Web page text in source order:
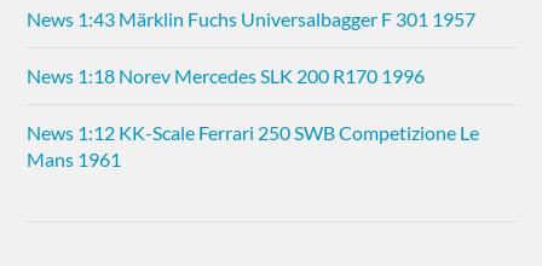
News 1:43 Märklin Fuchs Universalbagger F 301 1957
News 1:18 Norev Mercedes SLK 200 R170 1996
News 1:12 KK-Scale Ferrari 250 SWB Competizione Le
Mans 1961